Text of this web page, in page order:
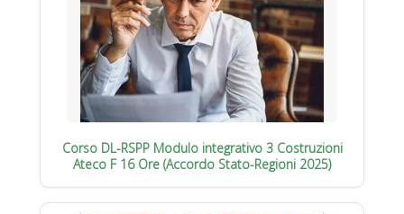
Corso DL-RSPP Modulo integrativo 3 Costruzioni
Ateco F 16 Ore (Accordo Stato-Regioni 2025)